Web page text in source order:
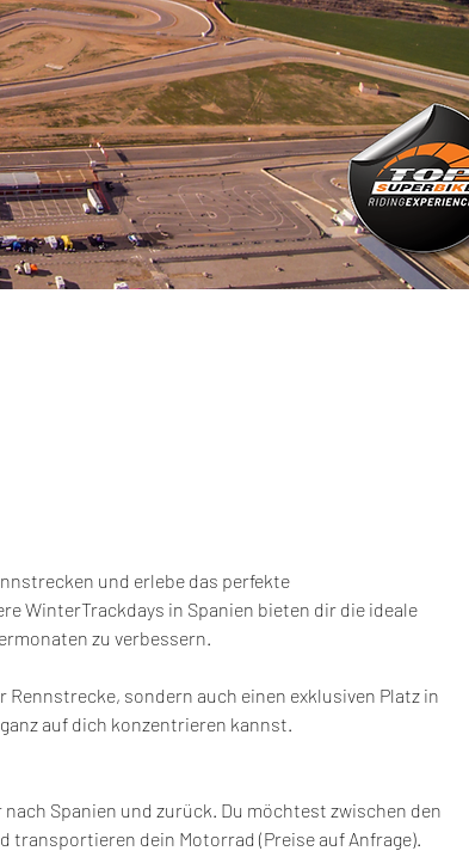
und erlebe das perfekte
WinterTrackdays in Spanien bieten dir die ideale
zu verbessern.
sondern auch einen exklusiven Platz in
auf dich konzentrieren kannst.
Spanien und zurück. Du möchtest zwischen den
transportieren dein Motorrad (Preise auf Anfrage).